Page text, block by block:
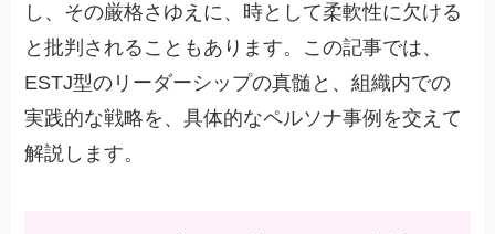
し、その厳格さゆえに、時として柔軟性に欠ける
と批判されることもあります。この記事では、
ESTJ型のリーダーシップの真髄と、組織内での
実践的な戦略を、具体的なペルソナ事例を交えて
解説します。